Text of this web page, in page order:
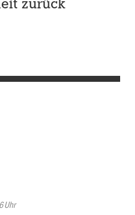
zurück
Uhr